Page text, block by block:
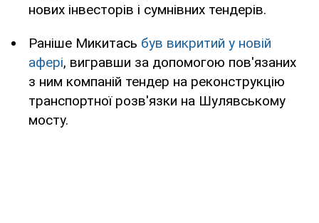
нових інвесторів і сумнівних тендерів.
Раніше Микитась був викритий у новій
афері, вигравши за допомогою пов'язаних
з ним компаній тендер на реконструкцію
транспортної розв'язки на Шулявському
мосту.